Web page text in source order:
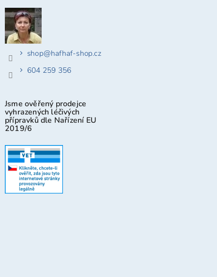
shop@hafhaf-shop.cz
604 259 356
Jsme ověřený prodejce
vyhrazených léčivých
přípravků dle Nařízení EU
2019/6